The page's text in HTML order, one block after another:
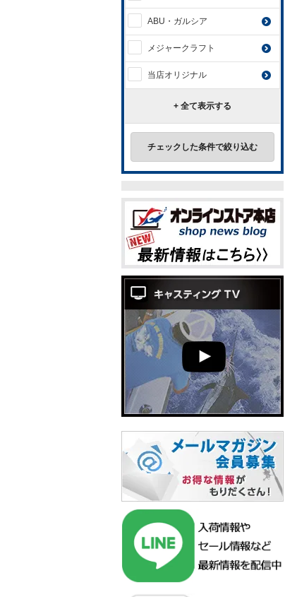
ABU・ガルシア
メジャークラフト
当店オリジナル
+ 全て表示する
チェックした条件で絞り込む